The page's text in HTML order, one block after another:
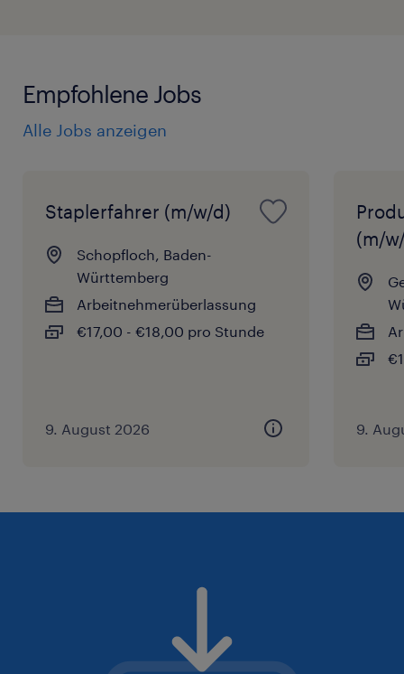
Empfohlene Jobs
Alle Jobs anzeigen
Staplerfahrer (m/w/d)
Schopfloch, Baden-
Württemberg
Arbeitnehmerüberlassung
€17,00 - €18,00 pro Stunde
9. August 2026
(m/
9.